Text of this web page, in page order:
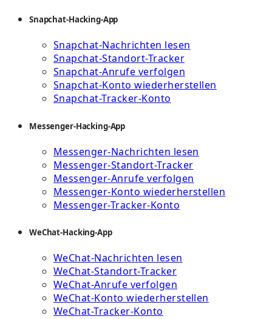
Snapchat-Hacking-App
Snapchat-Nachrichten lesen
Snapchat-Standort-Tracker
Snapchat-Anrufe verfolgen
Snapchat-Konto wiederherstellen
Snapchat-Tracker-Konto
Messenger-Hacking-App
Messenger-Nachrichten lesen
Messenger-Standort-Tracker
Messenger-Anrufe verfolgen
Messenger-Konto wiederherstellen
Messenger-Tracker-Konto
WeChat-Hacking-App
WeChat-Nachrichten lesen
WeChat-Standort-Tracker
WeChat-Anrufe verfolgen
WeChat-Konto wiederherstellen
WeChat-Tracker-Konto